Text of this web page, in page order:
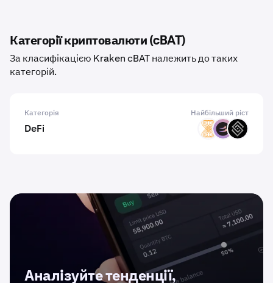
Категорії криптовалюти (cBAT)
За класифікацією Kraken cBAT належить до таких
категорій.
Категорія Найбільший ріст
DeFi VELAR BETA DECT
Аналізуйте тенденції,